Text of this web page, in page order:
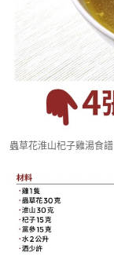
蟲草花淮山杞子雞湯食譜